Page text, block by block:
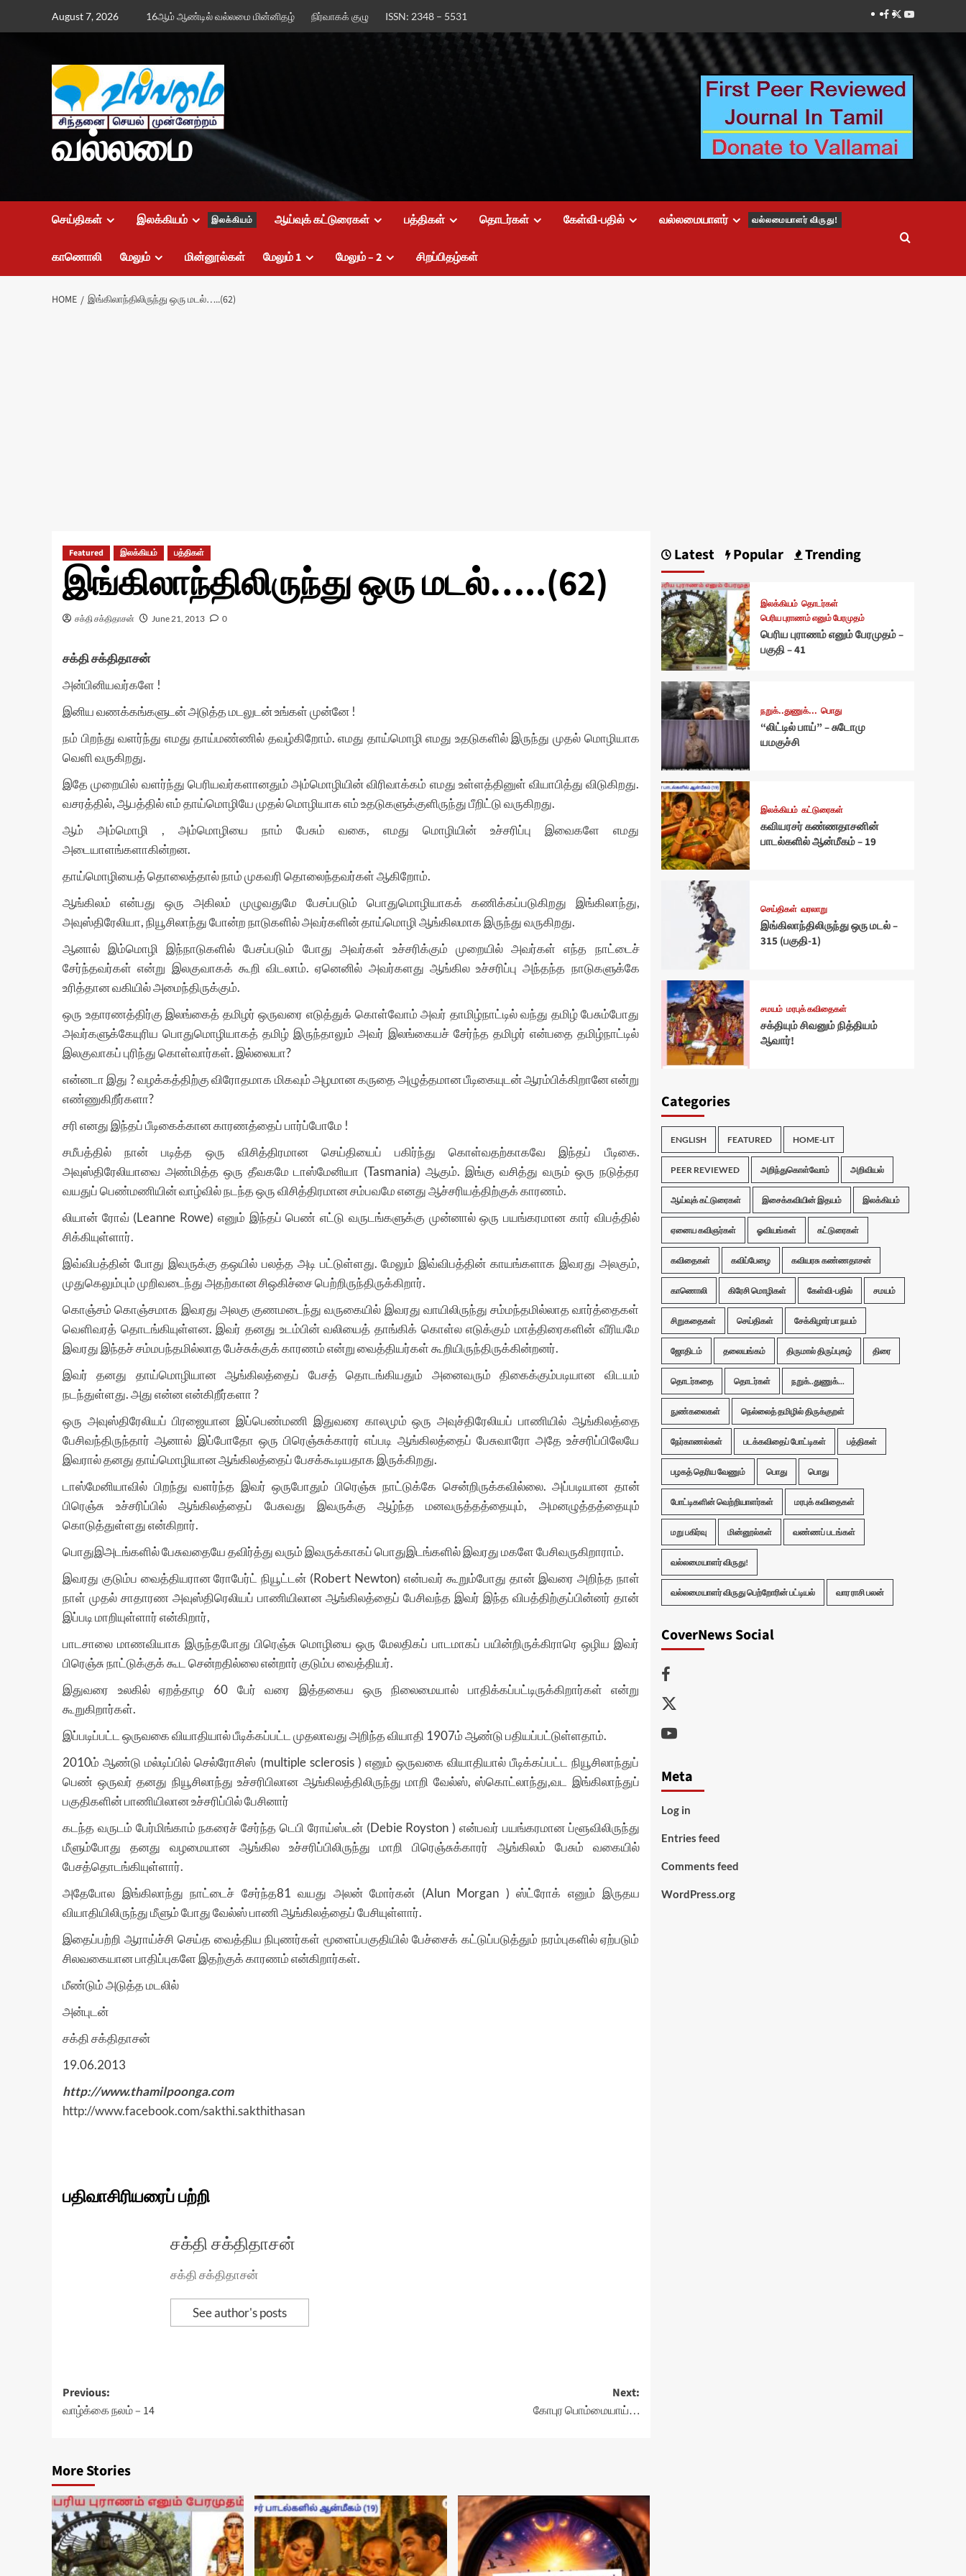
August 7, 2026 16ஆம் ஆண்டில் வல்லமை மின்னிதழ் நிர்வாகக் குழு ISSN: 2348 – 5531 Facebook
TwitterYoutube
வல்லமை
செய்திகள் இலக்கியம் இலக்கியம் ஆய்வுக் கட்டுரைகள் பத்திகள் தொடர்கள் கேள்வி-பதில் வல்லமையாளர் வல்லமையாளர் விருது!
காணொலி மேலும் மின்னூல்கள் மேலும் 1 மேலும் – 2 சிறப்பிதழ்கள்
HOME இங்கிலாந்திலிருந்து ஒரு மடல்…..(62)
Featured இலக்கியம் பத்திகள்
இங்கிலாந்திலிருந்து ஒரு மடல்…..(62)
சக்தி சக்திதாசன் June 21, 2013 0
சக்தி சக்திதாசன்
அன்பினியவர்களே !
இனிய வணக்கங்களுடன் அடுத்த மடலுடன் உங்கள் முன்னே !
நம் பிறந்து வளர்ந்து எமது தாய்மண்ணில் தவழ்கிறோம். எமது தாய்மொழி எமது உதடுகளில் இருந்து முதல் மொழியாக
வெளி வருகிறது.
இதே முறையில் வளர்ந்து பெரியவர்களானதும் அம்மொழியின் விரிவாக்கம் எமது உள்ளத்தினுள் வியாபித்து விடுகிறது.
வசரத்தில், ஆபத்தில் எம் தாய்மொழியே முதல் மொழியாக எம் உதடுகளுக்குளிருந்து பீறிட்டு வருகிறது.
ஆம் அம்மொழி , அம்மொழியை நாம் பேசும் வகை, எமது மொழியின் உச்சரிப்பு இவைகளே எமது
அடையாளங்களாகின்றன.
தாய்மொழியைத் தொலைத்தால் நாம் முகவரி தொலைந்தவர்கள் ஆகிறோம்.
ஆங்கிலம் என்பது ஒரு அகிலம் முழுவதுமே பேசப்படும் பொதுமொழியாகக் கணிக்கப்படுகிறது இங்கிலாந்து,
அவுஸ்திரேலியா, நியூசிலாந்து போன்ற நாடுகளில் அவர்களின் தாய்மொழி ஆங்கிலமாக இருந்து வருகிறது.
ஆனால் இம்மொழி இந்நாடுகளில் பேசப்படும் போது அவர்கள் உச்சரிக்கும் முறையில் அவர்கள் எந்த நாட்டைச்
சேர்ந்தவர்கள் என்று இலகுவாகக் கூறி விடலாம். ஏனெனில் அவர்களது ஆங்கில உச்சரிப்பு அந்தந்த நாடுகளுக்கே
உரித்தான வகியில் அமைந்திருக்கும்.
ஒரு உதாரணத்திர்கு இலங்கைத் தமிழர் ஒருவரை எடுத்துக் கொள்வோம் அவர் தாமிழ்நாட்டில் வந்து தமிழ் பேசும்போது
அவர்களுக்கேயுரிய பொதுமொழியாகத் தமிழ் இருந்தாலும் அவர் இலங்கையச் சேர்ந்த தமிழர் என்பதை தமிழ்நாட்டில்
இலகுவாகப் புரிந்து கொள்வார்கள். இல்லையா?
என்னடா இது ? வழக்கத்திற்கு விரோதமாக மிகவும் அழமான கருதை அழுத்தமான பீடிகையுடன் ஆரம்பிக்கிறானே என்று
எண்ணுகிறீர்களா?
சரி எனது இந்தப் பீடிகைக்கான காரணத்தைப் பார்ப்போமே !
சமீபத்தில் நான் படித்த ஒரு விசித்திரமான செய்தியைப் பகிர்ந்து கொள்வதற்காகவே இந்தப் பீடிகை.
அவுஸ்திரேலியாவை அண்மித்த ஒரு தீவகமே டாஸ்மேனியா (Tasmania) ஆகும். இங்கு வசித்து வரும் ஒரு நடுத்தர
வயதுப் பெண்மணியின் வாழ்வில் நடந்த ஒரு விசித்திரமான சம்பவமே எனது ஆச்சரியத்திற்குக் காரணம்.
லியான் ரோவ் (Leanne Rowe) எனும் இந்தப் பெண் எட்டு வருடங்களுக்கு முன்னால் ஒரு பயங்கரமான கார் விபத்தில்
சிக்கியுள்ளார்.
இவ்விபத்தின் போது இவருக்கு தஒயில் பலத்த அடி பட்டுள்ளது. மேலும் இவ்விபத்தின் காயங்களாக இவரது அலகும்,
முதுகெலும்பும் முறிவடைந்து அதற்கான சிஒகிச்சை பெற்றிருந்திருக்கிறார்.
கொஞ்சம் கொஞ்சமாக இவரது அலகு குணமடைந்து வருகையில் இவரது வாயிலிருந்து சம்மந்தமில்லாத வார்த்தைகள்
வெளிவரத் தொடங்கியுள்ளன. இவர் தனது உடம்பின் வலியைத் தாங்கிக் கொள்ல எடுக்கும் மாத்திரைகளின் வீரியமே
இவரது இந்தச் சம்மபந்தமில்லாத பேச்சுக்குக் காரணம் என்று வைத்தியர்கள் கூறியிருந்திருக்கின்றனர்.
இவர் தனது தாய்மொழியான ஆங்கிலத்தைப் பேசத் தொடங்கியதும் அனைவரும் திகைக்கும்படியான விடயம்
நடந்துள்ளது. அது என்ன என்கிறீர்களா ?
ஒரு அவுஸ்திரேலியப் பிரஜையான இப்பெண்மணி இதுவரை காலமும் ஒரு அவுச்திரேலியப் பாணியில் ஆங்கிலத்தை
பேசிவந்திருந்தார் ஆனால் இப்போதோ ஒரு பிரெஞ்சுக்காரர் எப்படி ஆங்கிலத்தைப் பேசுவாரோ அதே உச்சரிப்பிலேயே
இவரால் தனது தாய்மொழியான ஆங்கிலத்தைப் பேசக்கூடியதாக இருக்கிறது.
டாஸ்மேனியாவில் பிறந்து வளர்ந்த இவர் ஒருபோதும் பிரெஞ்சு நாட்டுக்கே சென்றிருக்கவில்லை. அப்படியான தான்
பிரெஞ்சு உச்சரிப்பில் ஆங்கிலத்தைப் பேசுவது இவருக்கு ஆழ்ந்த மனவருத்தத்தையும், அமனழுத்தத்தையும்
கொடுத்துள்ளது என்கிறார்.
பொதுஇஅடங்களில் பேசுவதையே தவிர்த்து வரும் இவருக்காகப் பொதுஇடங்களில் இவரது மகளே பேசிவருகிறாராம்.
இவரது குடும்ப வைத்தியரான ரோபேர்ட் நியூட்டன் (Robert Newton) என்பவர் கூறும்போது தான் இவரை அறிந்த நாள்
நாள் முதல் சாதாரண அவுஸ்திரெலியப் பாணியிலான ஆங்கிலத்தைப் பேசிவந்த இவர் இந்த விபத்திற்குப்பின்னர் தான்
இப்படி மாறியுள்ளார் என்கிறார்,
பாடசாலை மாணவியாக இருந்தபோது பிரெஞ்சு மொழியை ஒரு மேலதிகப் பாடமாகப் பயின்றிருக்கிராரெ ஒழிய இவர்
பிரெஞ்சு நாட்டுக்குக் கூட சென்றதில்லை என்றார் குடும்ப வைத்தியர்.
இதுவரை உலகில் ஏறத்தாழ 60 பேர் வரை இத்தகைய ஒரு நிலைமையால் பாதிக்கப்பட்டிருக்கிறார்கள் என்று
கூறுகிறார்கள்.
இப்படிப்பட்ட ஒருவகை வியாதியால் பீடிக்கப்பட்ட முதலாவது அறிந்த வியாதி 1907ம் ஆண்டு பதியப்பட்டுள்ளதாம்.
2010ம் ஆண்டு மல்டிப்பில் செல்ரோசிஸ் (multiple sclerosis ) எனும் ஒருவகை வியாதியால் பீடிக்கப்பட்ட நியூசிலாந்துப்
பெண் ஒருவர் தனது நியூசிலாந்து உச்சரிபிலான ஆங்கிலத்திலிருந்து மாறி வேல்ஸ், ஸ்கொட்லாந்து,வட இங்கிலாந்துப்
பகுதிகளின் பாணியிலான உச்சரிப்பில் பேசினார்
கடந்த வருடம் பேர்மிங்காம் நகரைச் சேர்ந்த டெபி ரோய்ஸ்டன் (Debie Royston ) என்பவர் பயங்கரமான ப்ளூவிலிருந்து
மீளும்போது தனது வழமையான ஆங்கில உச்சரிப்பிலிருந்து மாறி பிரெஞ்சுக்காரர் ஆங்கிலம் பேசும் வகையில்
பேசத்தொடங்கியுள்ளார்.
அதேபோல இங்கிலாந்து நாட்டைச் சேர்ந்த81 வயது அலன் மோர்கன் (Alun Morgan ) ஸ்ட்ரோக் எனும் இருதய
வியாதியிலிருந்து மீளும் போது வேல்ஸ் பாணி ஆங்கிலத்தைப் பேசியுள்ளார்.
இதைப்பற்றி ஆராய்ச்சி செய்த வைத்திய நிபுணர்கள் மூளைப்பகுதியில் பேச்சைக் கட்டுப்படுத்தும் நரம்புகளில் ஏற்படும்
சிலவகையான பாதிப்புகளே இதற்குக் காரணம் என்கிறார்கள்.
மீண்டும் அடுத்த மடலில்
அன்புடன்
சக்தி சக்திதாசன்
19.06.2013
http://www.thamilpoonga.com
http://www.facebook.com/sakthi.sakthithasan
பதிவாசிரியரைப் பற்றி
சக்தி சக்திதாசன்
சக்தி சக்திதாசன்
See author's posts
Post
navigation
Previous:
வாழ்க்கை நலம் – 14
Next:
கோபுர பொம்மையாய்…
More Stories
Latest Popular Trending
இலக்கியம் தொடர்கள்
பெரிய புராணம் எனும் பேரமுதம்
பெரிய புராணம் எனும் பேரமுதம் –
பகுதி – 41
நறுக்..துணுக்... பொது
“லிட்டில் பாய்” – சுடோமு
யமகுச்சி
இலக்கியம் கட்டுரைகள்
கவியரசர் கண்ணதாசனின்
பாடல்களில் ஆன்மீகம் – 19
செய்திகள் வரலாறு
இங்கிலாந்திலிருந்து ஒரு மடல் –
315 (பகுதி-1)
சமயம் மரபுக் கவிதைகள்
சக்தியும் சிவனும் நித்தியம்
ஆவார்!
Categories
ENGLISH FEATURED HOME-LIT
PEER REVIEWED அறிந்துகொள்வோம் அறிவியல்
ஆய்வுக் கட்டுரைகள் இசைக்கவியின் இதயம் இலக்கியம்
ஏனைய கவிஞர்கள் ஓவியங்கள் கட்டுரைகள்
கவிதைகள் கவிப்பேழை கவியரசு கண்ணதாசன்
காணொலி கிரேசி மொழிகள் கேள்வி-பதில் சமயம்
சிறுகதைகள் செய்திகள் சேக்கிழார் பா நயம்
ஜோதிடம் தலையங்கம் திருமால் திருப்புகழ் திரை
தொடர்கதை தொடர்கள் நறுக்..துணுக்...
நுண்கலைகள் நெல்லைத் தமிழில் திருக்குறள்
நேர்காணல்கள் படக்கவிதைப் போட்டிகள் பத்திகள்
பழகத் தெரிய வேணும் பொது பொது
போட்டிகளின் வெற்றியாளர்கள் மரபுக் கவிதைகள்
மறு பகிர்வு மின்னூல்கள் வண்ணப் படங்கள்
வல்லமையாளர் விருது!
வல்லமையாளர் விருது பெற்றோரின் பட்டியல் வார ராசி பலன்
CoverNews Social
Facebook
Twitter
Youtube
Meta
Log in
Entries feed
Comments feed
WordPress.org